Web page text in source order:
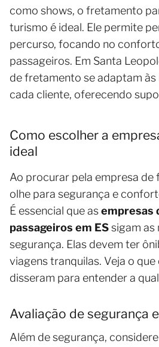
como shows, o fretamento
turismo é ideal. Ele permite
percurso, focando no
passageiros. Em Santa
de fretamento se adaptam às
cada cliente, oferecendo
Como escolher a
ideal
Ao procurar pela empresa de
olhe para segurança e
É essencial que asempresas
passageiros em ESsigam as
segurança. Elas devem ter
viagens tranquilas. Veja o
disseram para entender a
Avaliação de segurança
Além de segurança,